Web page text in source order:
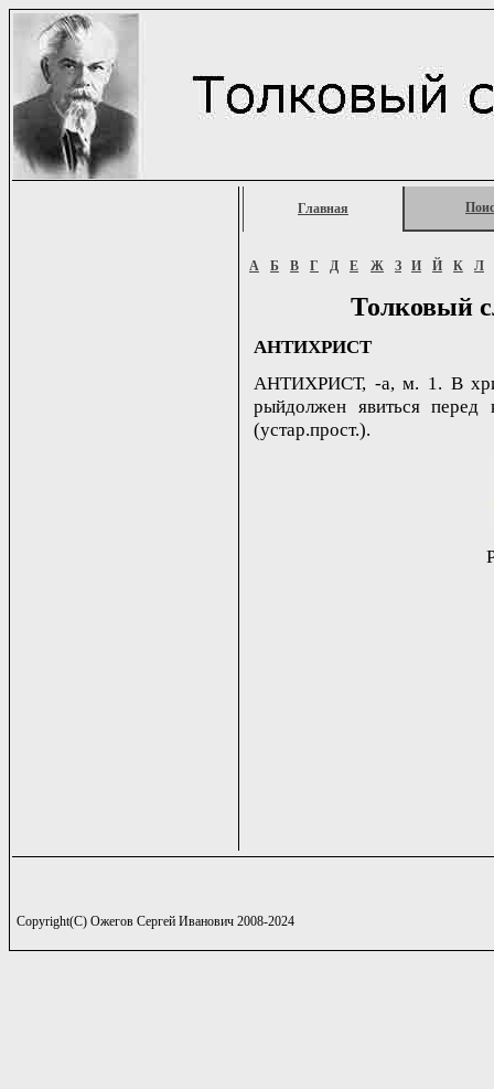
Главная
А Б В Г Д Е Ж З И Й К Л
Толковый
АНТИХРИСТ
АНТИХРИСТ, -а, м. 1. В
рыйдолжен явиться
(устар.прост.).
Copyright(C) Ожегов Сергей Иванович 2008-2024